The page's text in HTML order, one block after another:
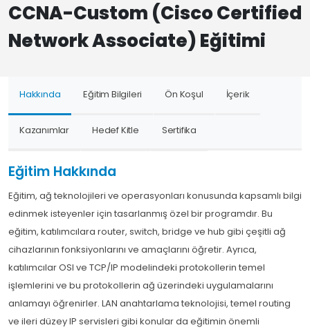
CCNA-Custom (Cisco Certified
Network Associate) Eğitimi
Hakkında Eğitim Bilgileri Ön Koşul İçerik
Kazanımlar Hedef Kitle Sertifika
Eğitim Hakkında
Eğitim, ağ teknolojileri ve operasyonları konusunda kapsamlı bilgi
edinmek isteyenler için tasarlanmış özel bir programdır. Bu
eğitim, katılımcılara router, switch, bridge ve hub gibi çeşitli ağ
cihazlarının fonksiyonlarını ve amaçlarını öğretir. Ayrıca,
katılımcılar OSI ve TCP/IP modelindeki protokollerin temel
işlemlerini ve bu protokollerin ağ üzerindeki uygulamalarını
anlamayı öğrenirler. LAN anahtarlama teknolojisi, temel routing
ve ileri düzey IP servisleri gibi konular da eğitimin önemli